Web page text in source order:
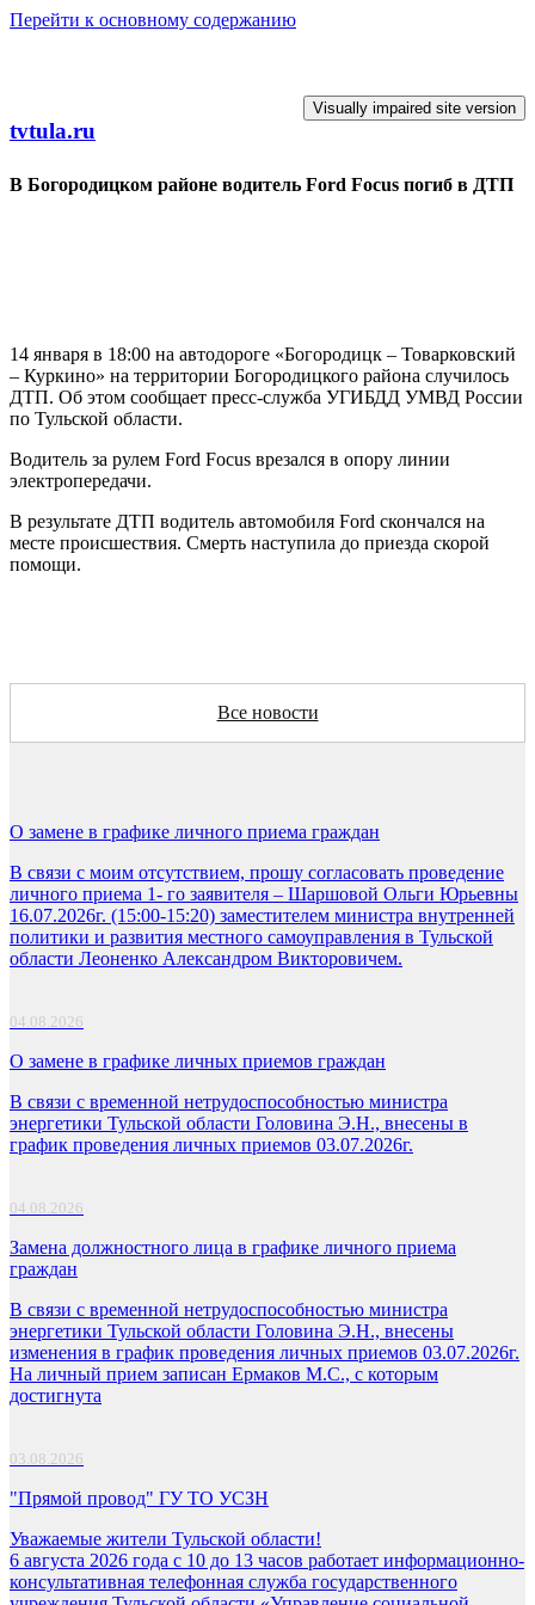
Перейти к основному содержанию
tvtula.ru
В Богородицком районе водитель Ford Focus погиб в ДТП
14 января в 18:00 на автодороге «Богородицк – Товарковский
– Куркино» на территории Богородицкого района случилось
ДТП. Об этом сообщает пресс-служба УГИБДД УМВД России
по Тульской области.
Водитель за рулем Ford Focus врезался в опору линии
электропередачи.
В результате ДТП водитель автомобиля Ford скончался на
месте происшествия. Смерть наступила до приезда скорой
помощи.
Все новости
О замене в графике личного приема граждан
В связи с моим отсутствием, прошу согласовать проведение
личного приема 1- го заявителя – Шаршовой Ольги Юрьевны
16.07.2026г. (15:00-15:20) заместителем министра внутренней
политики и развития местного самоуправления в Тульской
области Леоненко Александром Викторовичем.
04.08.2026
О замене в графике личных приемов граждан
В связи с временной нетрудоспособностью министра
энергетики Тульской области Головина Э.Н., внесены в
график проведения личных приемов 03.07.2026г.
04.08.2026
Замена должностного лица в графике личного приема
граждан
В связи с временной нетрудоспособностью министра
энергетики Тульской области Головина Э.Н., внесены
изменения в график проведения личных приемов 03.07.2026г.
На личный прием записан Ермаков М.С., с которым
достигнута
03.08.2026
"Прямой провод" ГУ ТО УСЗН
Уважаемые жители Тульской области!
6 августа 2026 года с 10 до 13 часов работает информационно-
консультативная телефонная служба государственного